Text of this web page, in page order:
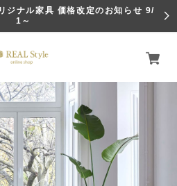
ナル家具 価格改定のお知らせ 9/
1～